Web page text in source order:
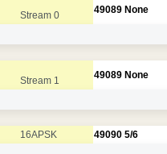
Stream 0 49089 None
Stream 1 49089 None
16APSK 49090 5/6